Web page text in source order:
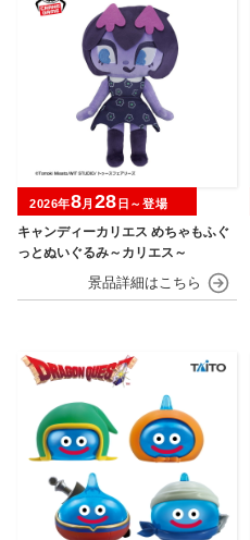
キャンディーカリエス めちゃもふぐ
っとぬいぐるみ～カリエス～
2026年8月 28 日～登場